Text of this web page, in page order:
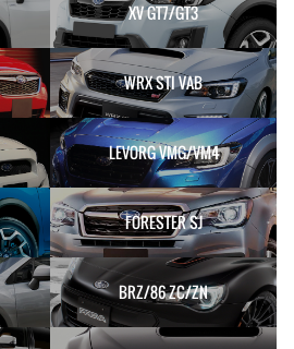
XV GT7/GT3
WRX STI VAB
LEVORG VMG/VM4
FORESTER SJ
BRZ/86 ZC/ZN